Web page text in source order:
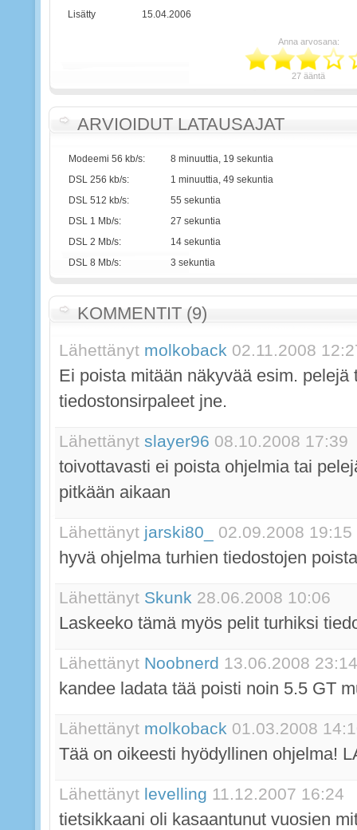
Lisätty
15.04.2006
Anna arvosana:
27 ääntä
ARVIOIDUT LATAUSAJAT
Modeemi 56 kb/s:
8 minuuttia, 19 sekuntia
DSL 256 kb/s:
1 minuuttia, 49 sekuntia
DSL 512 kb/s:
55 sekuntia
DSL 1 Mb/s:
27 sekuntia
DSL 2 Mb/s:
14 sekuntia
DSL 8 Mb/s:
3 sekuntia
KOMMENTIT (9)
Lähettänyt molkoback 02.11.2008
Ei poista mitään näkyvää esim.
tiedostonsirpaleet jne.
Lähettänyt slayer96 08.10.2008 17:39
toivottavasti ei poista ohjelmia tai
pitkään aikaan
Lähettänyt jarski80_ 02.09.2008 19:15
hyvä ohjelma turhien tiedostojen
Lähettänyt Skunk 28.06.2008 10:06
Laskeeko tämä myös pelit turhiksi
Lähettänyt Noobnerd 13.06.2008 23:14
kandee ladata tää poisti noin 5.5 GT
Lähettänyt molkoback 01.03.2008
Tää on oikeesti hyödyllinen ohjelma!
Lähettänyt levelling 11.12.2007 16:24
tietsikkaani oli kasaantunut vuosien